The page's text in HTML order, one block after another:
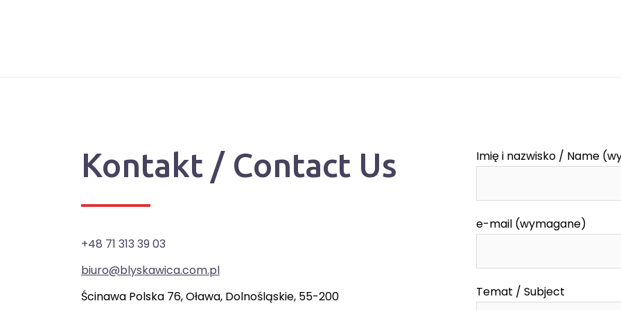
Kontakt / Contact Us
+48 71 313 39 03
biuro@blyskawica.com.pl
Ścinawa Polska 76, Oława, Dolnośląskie, 55-200
Imię i nazwisko / Name
e-mail (wymagane)
Temat / Subject